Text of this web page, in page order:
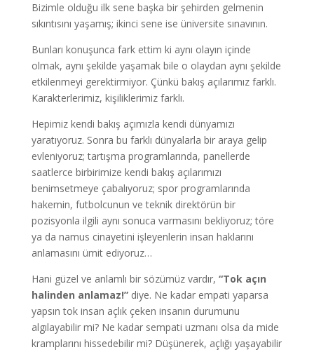
Bizimle olduğu ilk sene başka bir şehirden gelmenin
sıkıntısını yaşamış; ikinci sene ise üniversite sınavının.
Bunları konuşunca fark ettim ki aynı olayın içinde
olmak, aynı şekilde yaşamak bile o olaydan aynı şekilde
etkilenmeyi gerektirmiyor. Çünkü bakış açılarımız farklı.
Karakterlerimiz, kişiliklerimiz farklı.
Hepimiz kendi bakış açımızla kendi dünyamızı
yaratıyoruz. Sonra bu farklı dünyalarla bir araya gelip
evleniyoruz; tartışma programlarında, panellerde
saatlerce birbirimize kendi bakış açılarımızı
benimsetmeye çabalıyoruz; spor programlarında
hakemin, futbolcunun ve teknik direktörün bir
pozisyonla ilgili aynı sonuca varmasını bekliyoruz; töre
ya da namus cinayetini işleyenlerin insan haklarını
anlamasını ümit ediyoruz…
Hani güzel ve anlamlı bir sözümüz vardır, “Tok açın
halinden anlamaz!”diye. Ne kadar empati yaparsa
yapsın tok insan açlık çeken insanın durumunu
algılayabilir mi? Ne kadar sempati uzmanı olsa da mide
kramplarını hissedebilir mi? Düşünerek, açlığı yaşayabilir